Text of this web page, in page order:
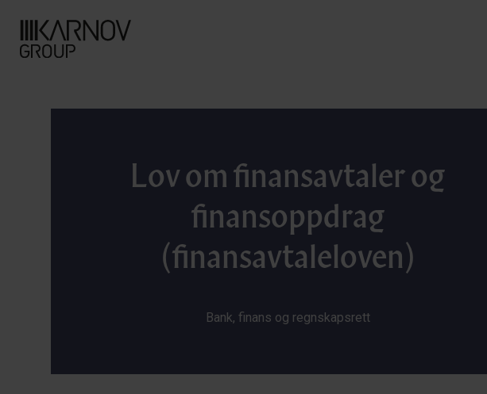
Lov om finansavtaler og
finansoppdrag
(finansavtaleloven)